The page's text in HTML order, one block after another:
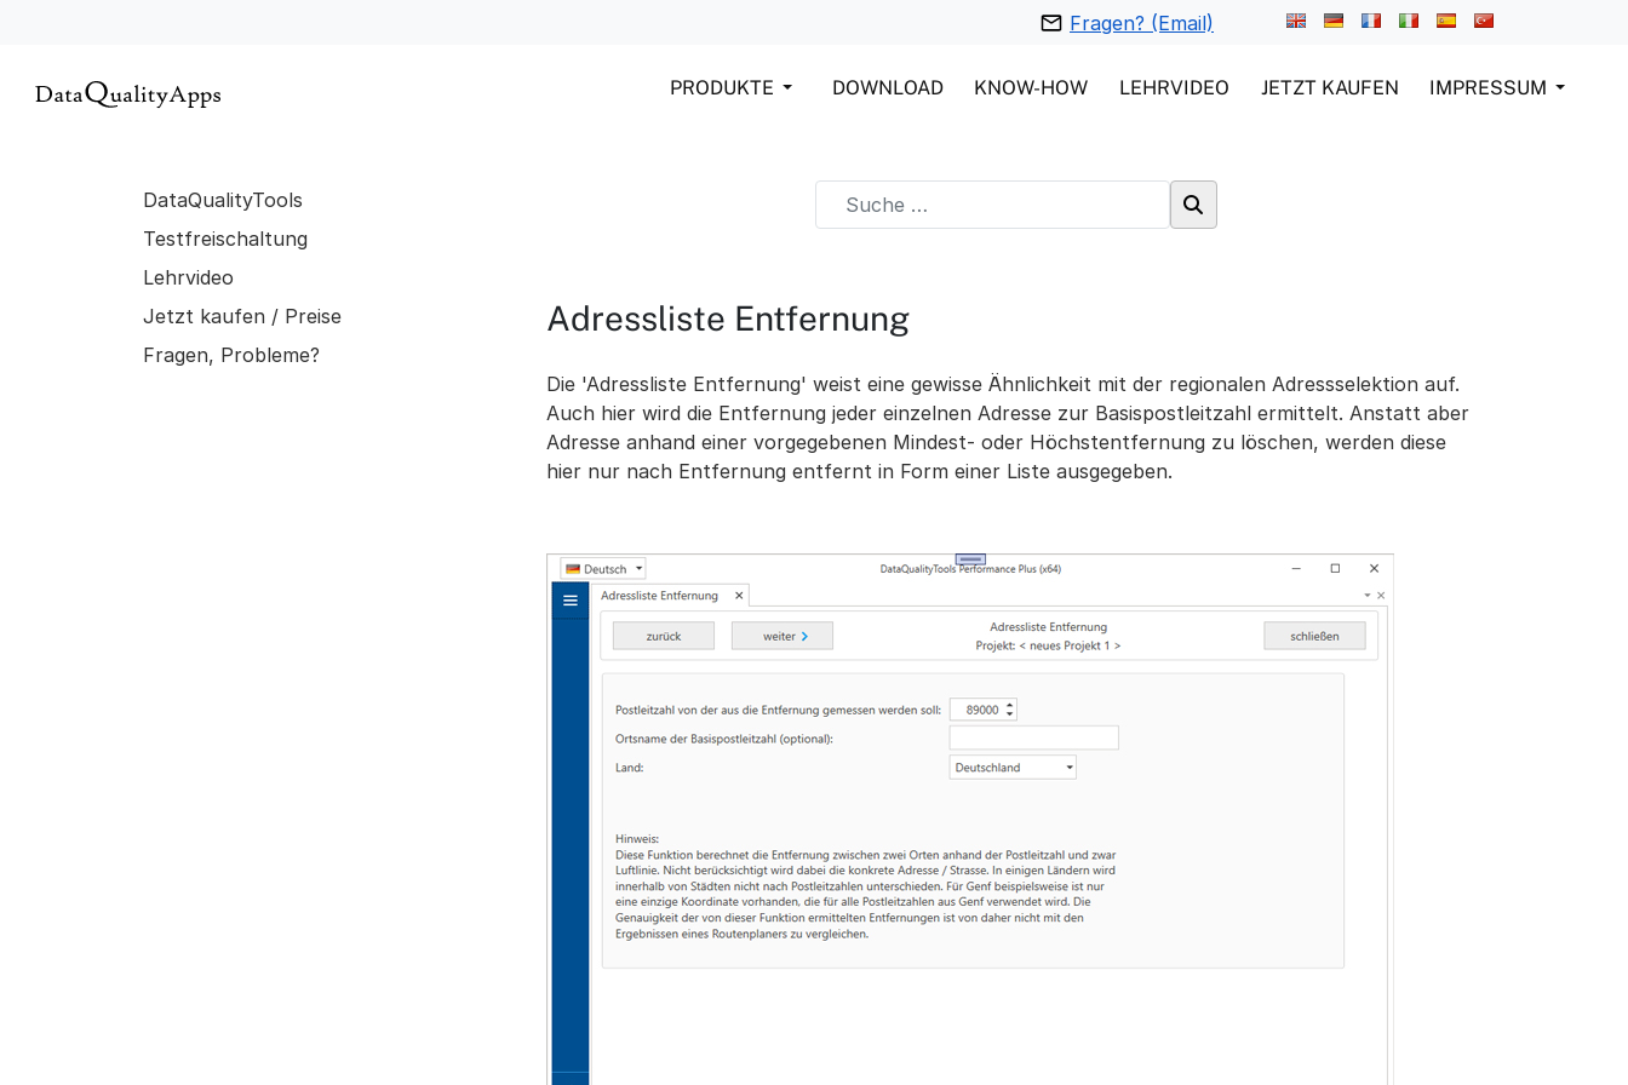
Fragen? (Email)
PRODUKTE DOWNLOAD KNOW-HOW LEHRVIDEO JETZT KAUFEN IMPRESSUM
DataQualityTools
Testfreischaltung
Lehrvideo
Jetzt kaufen / Preise
Fragen, Probleme?
Adressliste Entfernung
Die 'Adressliste Entfernung' weist eine gewisse Ähnlichkeit mit der regionalen Adressselektion auf.
Auch hier wird die Entfernung jeder einzelnen Adresse zur Basispostleitzahl ermittelt. Anstatt aber
Adresse anhand einer vorgegebenen Mindest- oder Höchstentfernung zu löschen, werden diese
hier nur nach Entfernung entfernt in Form einer Liste ausgegeben.